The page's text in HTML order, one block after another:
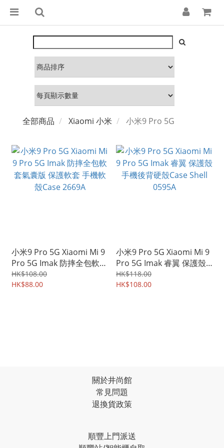
全部商品 Xiaomi 小米 小米9 Pro 5G
小米9 Pro 5G Xiaomi Mi 9
Pro 5G Imak 防摔全包軟套
氣囊版 保護軟套 手機軟殼
Case 2669A
HK$108.00
HK$88.00
小米9 Pro 5G Xiaomi Mi 9
Pro 5G Imak 睿翼 保護殼
手機後背硬殼Case Shell
0595A
HK$118.00
HK$108.00
關於井尚館
常見問題
退換貨政策
順豐上門派送